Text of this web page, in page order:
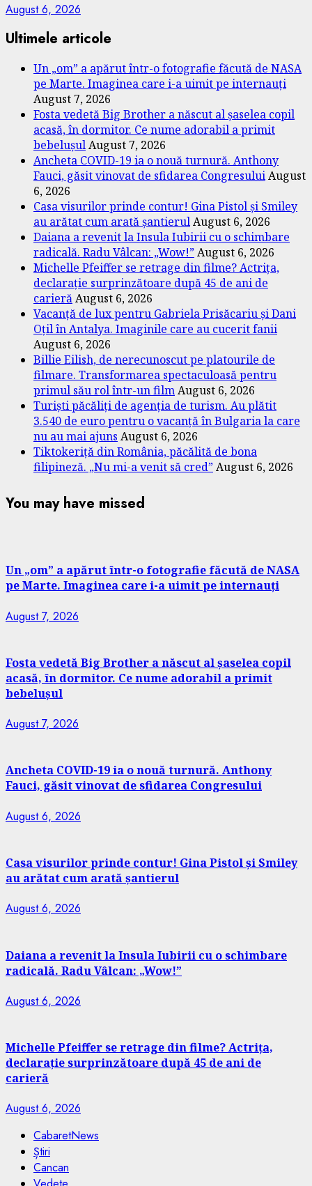
August 6, 2026
Ultimele articole
Un „om” a apărut într-o fotografie făcută de NASA
pe Marte. Imaginea care i-a uimit pe internauți
August 7, 2026
Fosta vedetă Big Brother a născut al șaselea copil
acasă, în dormitor. Ce nume adorabil a primit
bebelușulAugust 7, 2026
Ancheta COVID-19 ia o nouă turnură. Anthony
Fauci, găsit vinovat de sfidarea CongresuluiAugust
6, 2026
Casa visurilor prinde contur! Gina Pistol și Smiley
au arătat cum arată șantierulAugust 6, 2026
Daiana a revenit la Insula Iubirii cu o schimbare
radicală. Radu Vâlcan: „Wow!”August 6, 2026
Michelle Pfeiffer se retrage din filme? Actrița,
declarație surprinzătoare după 45 de ani de
carierăAugust 6, 2026
Vacanță de lux pentru Gabriela Prisăcariu și Dani
Oțil în Antalya. Imaginile care au cucerit fanii
August 6, 2026
Billie Eilish, de nerecunoscut pe platourile de
filmare. Transformarea spectaculoasă pentru
primul său rol într-un filmAugust 6, 2026
Turiști păcăliți de agenția de turism. Au plătit
3.540 de euro pentru o vacanță în Bulgaria la care
nu au mai ajuns August 6, 2026
Tiktokeriță din România, păcălită de bona
filipineză. „Nu mi-a venit să cred”August 6, 2026
You may have missed
Un „om” a apărut într-o fotografie făcută de NASA
pe Marte. Imaginea care i-a uimit pe internauți
August 7, 2026
Fosta vedetă Big Brother a născut al șaselea copil
acasă, în dormitor. Ce nume adorabil a primit
bebelușul
August 7, 2026
Ancheta COVID-19 ia o nouă turnură. Anthony
Fauci, găsit vinovat de sfidarea Congresului
August 6, 2026
Casa visurilor prinde contur! Gina Pistol și Smiley
au arătat cum arată șantierul
August 6, 2026
Daiana a revenit la Insula Iubirii cu o schimbare
radicală. Radu Vâlcan: „Wow!”
August 6, 2026
Michelle Pfeiffer se retrage din filme? Actrița,
declarație surprinzătoare după 45 de ani de
carieră
August 6, 2026
CabaretNews
Știri
Cancan